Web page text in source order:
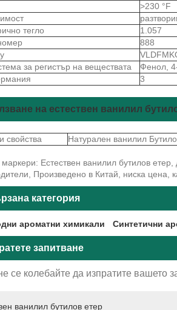
>230 °F
тегло
1.057
888
за регистър на веществата
Фенол,
3
на естествен ванилил
свойства Натурален ванилил
Естествен ванилил бутилов
Произведено в Китай, ниска цена,
категория
ароматни химикали Синтетични
запитване
се колебайте да изпратите вашето